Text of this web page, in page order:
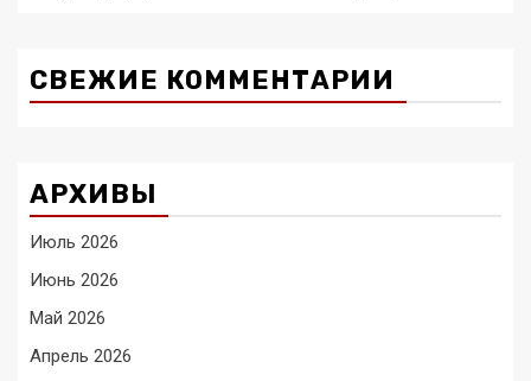
СВЕЖИЕ КОММЕНТАРИИ
АРХИВЫ
Июль 2026
Июнь 2026
Май 2026
Апрель 2026